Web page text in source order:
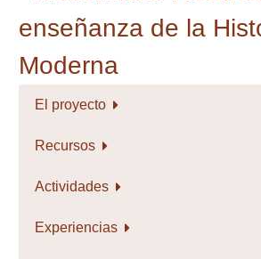
El proyecto
Recursos
Actividades
Experiencias